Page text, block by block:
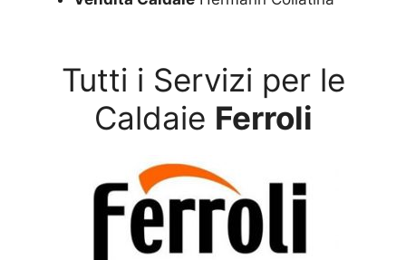
Tutti i Servizi per le
Caldaie Ferroli